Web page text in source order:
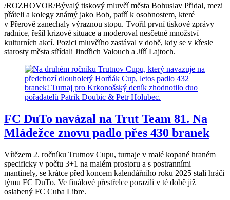
/ROZHOVOR/Bývalý tiskový mluvčí města Bohuslav Přidal, mezi
přáteli a kolegy známý jako Bob, patří k osobnostem, které
v Přerově zanechaly výraznou stopu. Tvořil první tiskové zprávy
radnice, řešil krizové situace a moderoval nesčetné množství
kulturních akcí. Pozici mluvčího zastával v době, kdy se v křesle
starosty města střídali Jindřich Valouch a Jiří Lajtoch.
FC DuTo navázal na Trut Team 81. Na
Mládežce znovu padlo přes 430 branek
Vítězem 2. ročníku Trutnov Cupu, turnaje v malé kopané hraném
specificky v počtu 3+1 na malém prostoru a s postranními
mantinely, se krátce před koncem kalendářního roku 2025 stali hráči
týmu FC DuTo. Ve finálové přestřelce porazili v té době již
oslabený FC Cuba Libre.